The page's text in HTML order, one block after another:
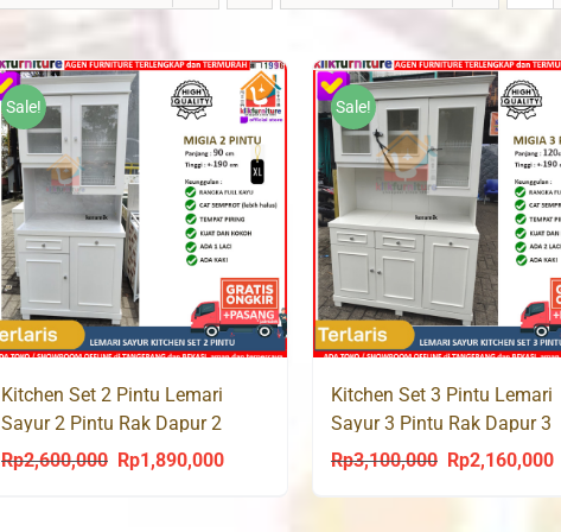
Sale!
Kitchen Set 2 Pintu Lemari
Sayur 2 Pintu Rak Dapur 2
Pintu Kayu MIGIA 2P
Rp2,600,000
Original
Rp1,890,000Current
Sale!
Kitchen Set 3 Pintu Lemari
Sayur 3 Pintu Rak Dapur 3
Pintu Kayu MIGIA 3P
Rp3,100,000
Original
Rp2,160,000